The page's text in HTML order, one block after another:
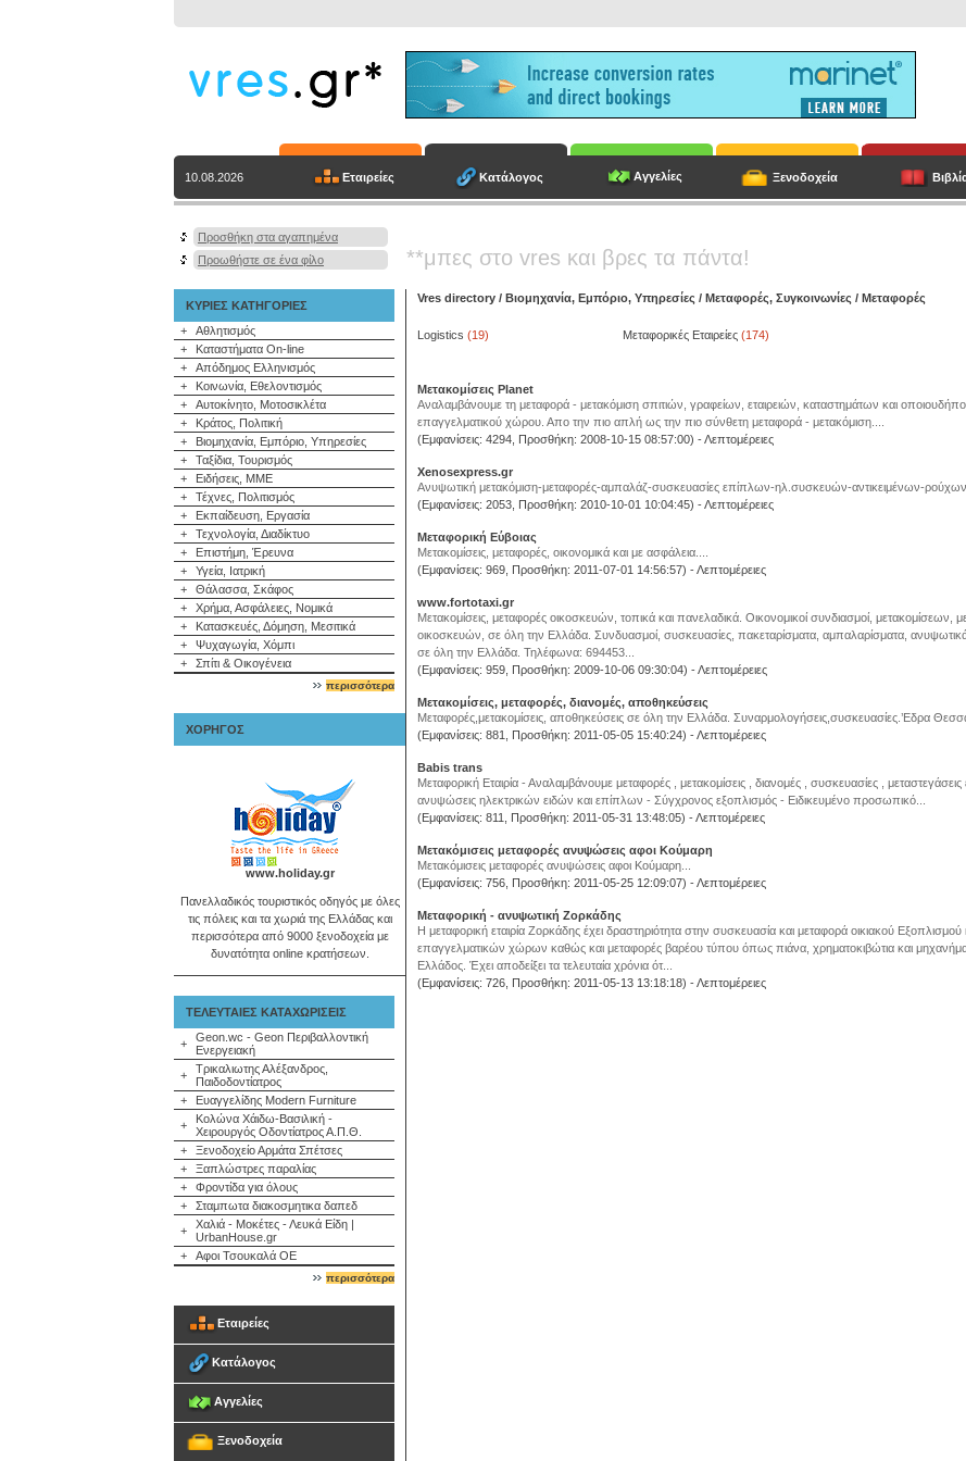
10.08.2026 Εταιρείες Κατάλογος Αγγελίες Ξενοδοχεία
Προσθήκη στα αγαπημένα
Προωθήστε σε ένα φίλο
**μπες στο vres και βρες τα πάντα!
ΚΥΡΙΕΣ ΚΑΤΗΓΟΡΙΕΣ
+
Αθλητισμός
+
Καταστήματα On-line
+
Απόδημος Ελληνισμός
+
Κοινωνία, Εθελοντισμός
+
Αυτοκίνητο, Μοτοσικλέτα
+
Κράτος, Πολιτική
+
Βιομηχανία, Εμπόριο, Υπηρεσίες
+
Ταξίδια, Τουρισμός
+
Ειδήσεις, ΜΜΕ
+
Τέχνες, Πολιτισμός
+
Εκπαίδευση, Εργασία
+
Τεχνολογία, Διαδίκτυο
+
Επιστήμη, Έρευνα
+
Υγεία, Ιατρική
+
Θάλασσα, Σκάφος
+
Χρήμα, Ασφάλειες, Νομικά
+
Κατασκευές, Δόμηση, Μεσιτικά
+
Ψυχαγωγία, Χόμπι
+
Σπίτι & Οικογένεια
περισσότερα
ΧΟΡΗΓΟΣ
www.holiday.gr
Πανελλαδικός τουριστικός οδηγός με όλες
τις πόλεις και τα χωριά της Ελλάδας και
περισσότερα από 9000 ξενοδοχεία με
δυνατότητα online κρατήσεων.
ΤΕΛΕΥΤΑΙΕΣ ΚΑΤΑΧΩΡΙΣΕΙΣ
+
Geon.wc - Geon Περιβαλλοντική
Ενεργειακή
+
Τρικαλιωτης Αλέξανδρος,
Παιδοδοντίατρος
+
Ευαγγελίδης Modern Furniture
+
Κολώνα Χάιδω-Βασιλική -
Χειρουργός Οδοντίατρος Α.Π.Θ.
+
Ξενοδοχείο Αρμάτα Σπέτσες
+
Ξαπλώστρες παραλίας
+
Φροντίδα για όλους
+
Σταμπωτα διακοσμητικα δαπεδ
+
Χαλιά - Μοκέτες - Λευκά Είδη |
UrbanHouse.gr
+
Αφοι Τσουκαλά ΟΕ
περισσότερα
Εταιρείες
Κατάλογος
Αγγελίες
Ξενοδοχεία
Vres directory / Βιομηχανία, Εμπόριο, Υπηρεσίες / Μεταφορές, Συγκοινωνίες / Μεταφορές
Logistics (19) Μεταφορικές Εταιρείες (174)
Μετακομίσεις Planet
Αναλαμβάνουμε τη μεταφορά - μετακόμιση σπιτιών, γραφείων, εταιρειών, καταστημάτων και
επαγγελματικού χώρου. Απο την πιο απλή ως την πιο σύνθετη μεταφορά - μετακόμιση....
(Εμφανίσεις: 4294, Προσθήκη: 2008-10-15 08:57:00) -Λεπτομέρειες
Xenosexpress.gr
Ανυψωτική μετακόμιση-μεταφορές-αμπαλάζ-συσκευασίες επίπλων-ηλ.συσκευών-αντικειμένων-
(Εμφανίσεις: 2053, Προσθήκη: 2010-10-01 10:04:45) -Λεπτομέρειες
Μεταφορική Εύβοιας
Μετακομίσεις, μεταφορές, οικονομικά και με ασφάλεια....
(Εμφανίσεις: 969, Προσθήκη: 2011-07-01 14:56:57) -Λεπτομέρειες
www.fortotaxi.gr
Μετακομίσεις, μεταφορές οικοσκευών, τοπικά και πανελαδικά. Οικονομικοί συνδιασμοί, μετακομίσεων,
οικοσκευών, σε όλη την Ελλάδα. Συνδυασμοί, συσκευασίες, πακεταρίσματα, αμπαλαρίσματα,
σε όλη την Ελλάδα. Τηλέφωνα: 694453...
(Εμφανίσεις: 959, Προσθήκη: 2009-10-06 09:30:04) -Λεπτομέρειες
Μετακομίσεις, μεταφορές, διανομές, αποθηκεύσεις
Μεταφορές,μετακομίσεις, αποθηκεύσεις σε όλη την Ελλάδα. Συναρμολογήσεις,συσκευασίες.’Εδρα
(Εμφανίσεις: 881, Προσθήκη: 2011-05-05 15:40:24) -Λεπτομέρειες
Babis trans
Μεταφορική Εταιρία - Αναλαμβάνουμε μεταφορές , μετακομίσεις , διανομές , συσκευασίες , μεταστεγάσεις
ανυψώσεις ηλεκτρικών ειδών και επίπλων - Σύγχρονος εξοπλισμός - Ειδικευμένο προσωπικό...
(Εμφανίσεις: 811, Προσθήκη: 2011-05-31 13:48:05) -Λεπτομέρειες
Μετακόμισεις μεταφορές ανυψώσεις αφοι Κούμαρη
Μετακόμισεις μεταφορές ανυψώσεις αφοι Κούμαρη...
(Εμφανίσεις: 756, Προσθήκη: 2011-05-25 12:09:07) -Λεπτομέρειες
Μεταφορική - ανυψωτική Ζορκάδης
Η μεταφορική εταιρία Ζορκάδης έχει δραστηριότητα στην συσκευασία και μεταφορά οικιακού Εξοπλισμού
επαγγελματικών χώρων καθώς και μεταφορές βαρέου τύπου όπως πιάνα, χρηματοκιβώτια και
Ελλάδος. Έχει αποδείξει τα τελευταία χρόνια ότ...
(Εμφανίσεις: 726, Προσθήκη: 2011-05-13 13:18:18) -Λεπτομέρειες